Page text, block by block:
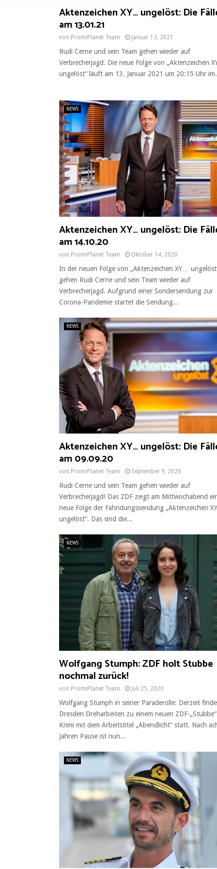
i
u
s
s
w
a
h
l
Aktenzeichen XY… ungelöst: Die
am 13.01.21
von PromiPlanet Team Januar 13, 2021
Rudi Cerne und sein Team gehen wieder auf
Verbrecherjagd. Die neue Folge von „Aktenzeichen
ungelöst“ läuft am 13. Januar 2021 um 20:15 Uhr
NEWS
Aktenzeichen XY… ungelöst: Die
am 14.10.20
von PromiPlanet Team Oktober 14, 2020
In der neuen Folge von „Aktenzeichen XY…
gehen Rudi Cerne und sein Team wieder auf
Verbrecherjagd. Aufgrund einer Sondersendung zur
Corona-Pandemie startet die Sendung...
NEWS
Aktenzeichen XY… ungelöst: Die
am 09.09.20
von PromiPlanet Team September 9, 2020
Rudi Cerne und sein Team gehen wieder auf
Verbrecherjagd! Das ZDF zeigt am Mittwochabend
neue Folge der Fahndungssendung „Aktenzeichen
ungelöst“. Das sind die...
NEWS
Wolfgang Stumph: ZDF holt Stubbe
nochmal zurück!
von PromiPlanet Team Juli 25, 2020
Wolfgang Stumph in seiner Paraderolle: Derzeit
Dresden Dreharbeiten zu einem neuen ZDF-
Krimi mit dem Arbeitstitel „Abendlicht“ statt. Nach
Jahren Pause ist nun...
NEWS